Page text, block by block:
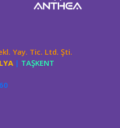
Yay. Tic. Ltd. Şti.
| TAŞKENT